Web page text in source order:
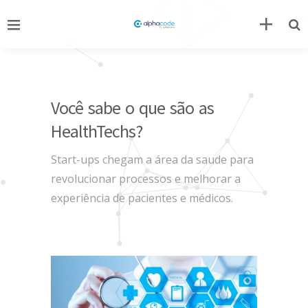
Você sabe o que são as
HealthTechs?
Start-ups chegam a área da saude para
revolucionar processos e melhorar a
experiência de pacientes e médicos.